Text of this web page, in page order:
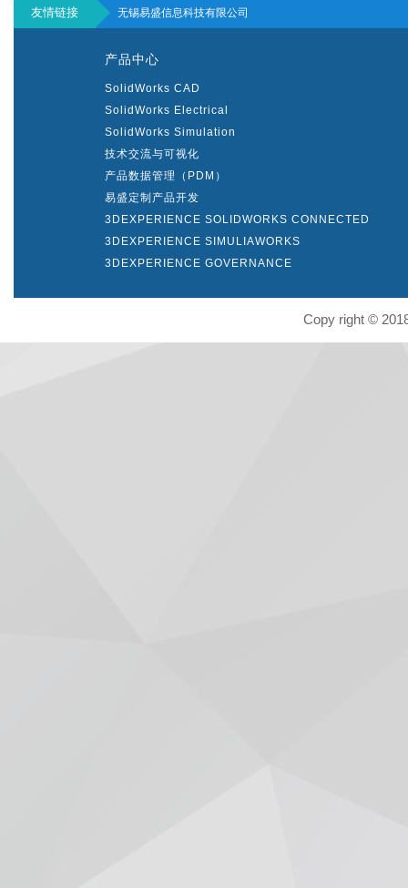
友情链接 无锡易盛信息科技有限公司
产品中心
SolidWorks CAD
SolidWorks Electrical
SolidWorks Simulation
技术交流与可视化
产品数据管理（PDM）
易盛定制产品开发
3DEXPERIENCE SOLIDWORKS CONNECTED
3DEXPERIENCE SIMULIAWORKS
3DEXPERIENCE GOVERNANCE
Copy right ©